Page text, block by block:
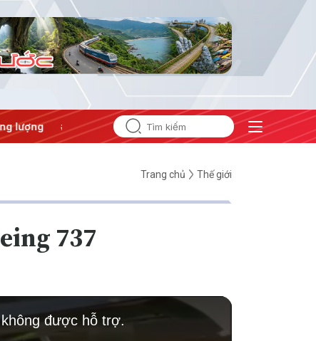
#Bảo vệ nền tảng tư tưởng của Đảng
Trang chủ Thế giới
737
được hỗ trợ.